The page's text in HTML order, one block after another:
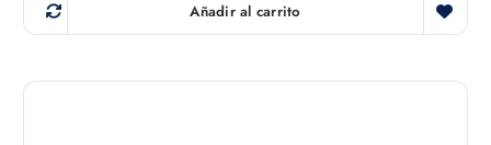
Añadir al carrito